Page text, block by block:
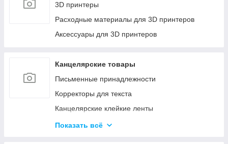
3D принтеры
Расходные материалы для 3D принтеров
Аксессуары для 3D принтеров
Канцелярские товары
Письменные принадлежности
Корректоры для текста
Канцелярские клейкие ленты
Канцелярские мелочи
Показать всё